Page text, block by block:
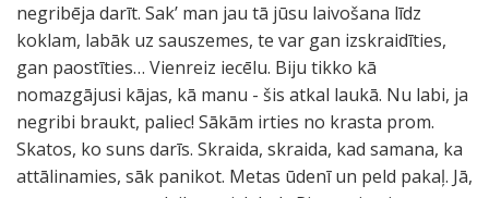
negribēja darīt. Sak’ man jau tā jūsu laivošana līdz
koklam, labāk uz sauszemes, te var gan izskraidīties,
gan paostīties… Vienreiz iecēlu. Biju tikko kā
nomazgājusi kājas, kā manu - šis atkal laukā. Nu labi, ja
negribi braukt, paliec! Sākām irties no krasta prom.
Skatos, ko suns darīs. Skraida, skraida, kad samana, ka
attālinamies, sāk panikot. Metas ūdenī un peld pakaļ. Jā,